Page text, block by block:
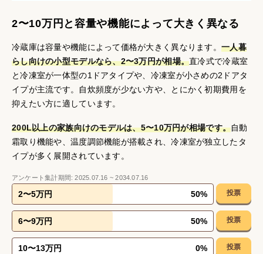
2〜10万円と容量や機能によって大きく異なる
冷蔵庫は容量や機能によって価格が大きく異なります。 一人暮
らし向けの小型モデルなら、2〜3万円が相場。直冷式で冷蔵室
と冷凍室が一体型の1ドアタイプや、冷凍室が小さめの2ドアタ
イプが主流です。自炊頻度が少ない方や、とにかく初期費用を
抑えたい方に適しています。
200L以上の家族向けのモデルは、5〜10万円が相場です。自動
霜取り機能や、温度調節機能が搭載され、冷凍室が独立したタ
イプが多く展開されています。
アンケート集計期間:2025.07.16 ~2034.07.16
2〜5万円 50% 投票
6〜9万円 50% 投票
10〜13万円 0% 投票